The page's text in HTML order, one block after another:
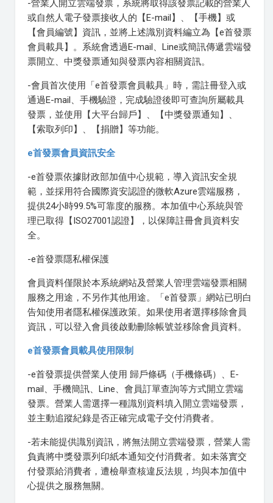
-營業人開立雲端發票，系統將取得該發票記載的營業人
或自然人電子發票接收人的【E-mail】、【手機】或
【會員編號】資訊，並將上述識別資料編立為【e首發票
會員載具】。系統會透過E-mail、Line或簡訊傳遞雲端發
票開立、中獎發票通知與發票內容相關資訊。
-會員首次使用「e首發票會員載具」時，需註冊登入或
通過E-mail、手機驗證，完成驗證後即可查詢所屬載具
發票，並使用【大平台歸戶】、【中獎發票通知】、
【索取列印】、【捐贈】等功能。
e首發票會員資訊安全
-e首發票依據財政部加值中心規範，導入資訊安全規
範，並採用符合國際資安認證的微軟Azure雲端服務，
提供24小時99.5%可靠度的服務。本加值中心系統與管
理已取得【ISO27001認證】，以保障註冊會員資料安
全。
-e首發票隱私權保護
會員資料僅限於本系統網站及營業人管理雲端發票相關
服務之用途，不另作其他用途。「e首發票」網站已明白
告知使用者隱私權保護政策。如果使用者選擇移除會員
資訊，可以登入會員後啟動刪除帳號並移除會員資料。
e首發票會員載具使用限制
-e首發票提供營業人使用 歸戶條碼（手機條碼）、E-
mail、手機簡訊、Line、會員訂單查詢等方式開立雲端
發票。營業人需選擇一種識別資料填入開立雲端發票，
並主動追蹤紀錄是否正確完成電子交付消費者。
-若未能提供識別資訊，將無法開立雲端發票，營業人需
負責將中獎發票列印紙本通知交付消費者。如未落實交
付發票給消費者，遭檢舉查核違反法規，均與本加值中
心提供之服務無關。